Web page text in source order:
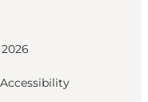
2026